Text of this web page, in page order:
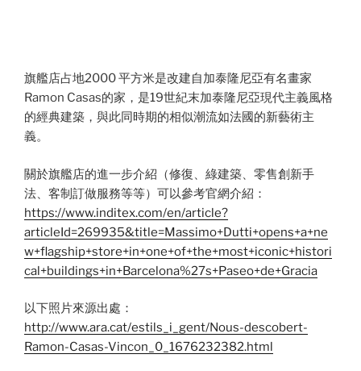
旗艦店占地2000 平方米是改建自加泰隆尼亞有名畫家
Ramon Casas的家，是19世紀末加泰隆尼亞現代主義風格
的經典建築，與此同時期的相似潮流如法國的新藝術主
義。
關於旗艦店的進一步介紹（修復、綠建築、零售創新手
法、客制訂做服務等等）可以參考官網介紹：
https://www.inditex.com/en/article?
articleId=269935&title=Massimo+Dutti+opens+a+ne
w+flagship+store+in+one+of+the+most+iconic+histori
cal+buildings+in+Barcelona%27s+Paseo+de+Gracia
以下照片來源出處：
http://www.ara.cat/estils_i_gent/Nous-descobert-
Ramon-Casas-Vincon_0_1676232382.html